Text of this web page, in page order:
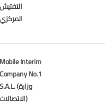
التفتيش
المركزي
Mobile Interim
Company No.1
S.A.L. (وزارة
الاتصالات)